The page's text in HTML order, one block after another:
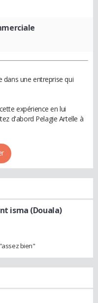
dans une entreprise qui
expérience en lui
d'abord Pelagie Artelle à
isma (Douala)
bien"